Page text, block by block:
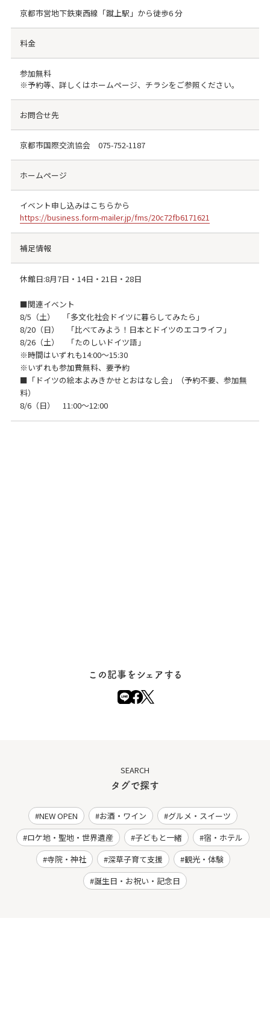
京都市営地下鉄東西線「蹴上駅」から徒歩6 分
料金
参加無料
※予約等、詳しくはホームページ、チラシをご参照ください。
お問合せ先
京都市国際交流協会 075-752-1187
ホームページ
イベント申し込みはこちらから
https://business.form-mailer.jp/fms/20c72fb6171621
補足情報
休館日:8月7日・14日・21日・28日
■関連イベント
8/5（土） 「多文化社会ドイツに暮らしてみたら」
8/20（日） 「比べてみよう！日本とドイツのエコライフ」
8/26（土） 「たのしいドイツ語」
※時間はいずれも14:00～15:30
※いずれも参加費無料、要予約
■「ドイツの絵本よみきかせとおはなし会」（予約不要、参加無
料）
8/6（日） 11:00～12:00
この記事をシェアする
SEARCH
タグで探す
NEW OPEN お酒・ワイン
グルメ・スイーツ
ロケ地・聖地・世界遺産
子どもと一緒
宿・ホテル
寺院・神社
深草子育て支援
観光・体験
誕生日・お祝い・記念日